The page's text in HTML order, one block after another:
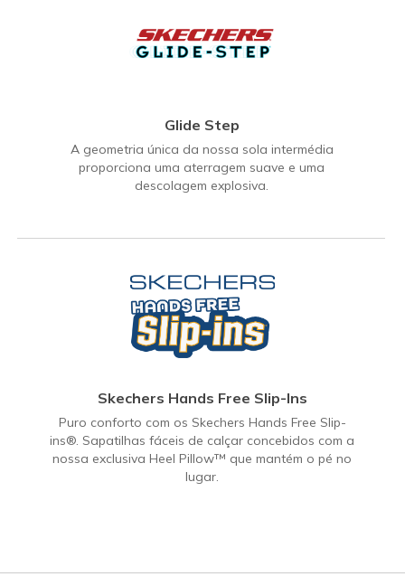
Glide Step
A geometria única da nossa sola intermédia
proporciona uma aterragem suave e uma
descolagem explosiva.
Skechers Hands Free Slip-Ins
Puro conforto com os Skechers Hands Free Slip-
ins®. Sapatilhas fáceis de calçar concebidos com a
nossa exclusiva Heel Pillow™ que mantém o pé no
lugar.